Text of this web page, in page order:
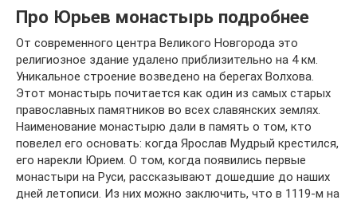
Про Юрьев монастырь подробнее
От современного центра Великого Новгорода это
религиозное здание удалено приблизительно на 4 км.
Уникальное строение возведено на берегах Волхова.
Этот монастырь почитается как один из самых старых
православных памятников во всех славянских землях.
Наименование монастырю дали в память о том, кто
повелел его основать: когда Ярослав Мудрый крестился,
его нарекли Юрием. О том, когда появились первые
монастыри на Руси, рассказывают дошедшие до наших
дней летописи. Из них можно заключить, что в 1119-м на